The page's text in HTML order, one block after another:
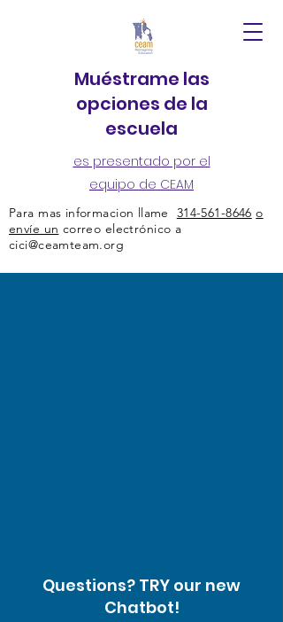
Muéstrame las
opciones de la
escuela
es presentado por el
equipo de CEAM
Para mas informacion llame 314-561-8646 o
envíe un correo electrónico a
cici@ceamteam.org
Questions? TRY our new
Chatbot!